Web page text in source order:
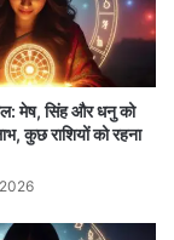
17, 24,
किए गए हैं।
6, 21, 24, 25
मेष, सिंह और धनु को
कुछ राशियों को रहना